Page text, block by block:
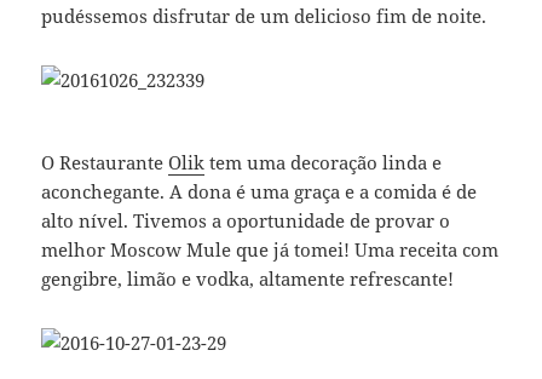
pudéssemos disfrutar de um delicioso fim de noite.
O RestauranteOlik tem uma decoração linda e
aconchegante. A dona é uma graça e a comida é de
alto nível. Tivemos a oportunidade de provar o
melhor Moscow Mule que já tomei! Uma receita com
gengibre, limão e vodka, altamente refrescante!